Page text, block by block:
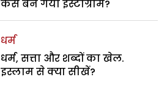
कैसे बन गया इंस्टाग्राम?
धर्म
धर्म, सत्ता और शब्दों का खेल.
इस्लाम से क्या सीखें?